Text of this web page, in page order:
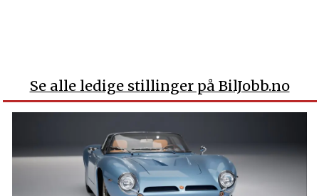
Se alle ledige stillinger på BilJobb.no